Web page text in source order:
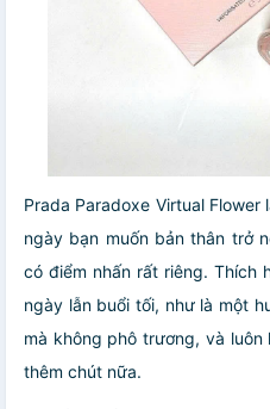
Prada Paradoxe Virtual
ngày bạn muốn bản thân trở
có điểm nhấn rất riêng. Thích
ngày lẫn buổi tối, như là một
mà không phô trương, và
thêm chút nữa.